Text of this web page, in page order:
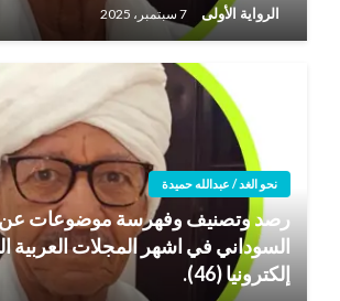
الرواية الأولى 7 سبتمبر، 2025
نحو الغد / عبدالله حميدة
رصد وتصنيف وفهرسة موضوعات عن
السوداني في اشهر المجلات العربية
إلكترونيا (46).